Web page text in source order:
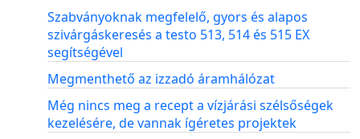
Szabványoknak megfelelő, gyors és alapos
szivárgáskeresés a testo 513, 514 és 515 EX
segítségével
Megmenthető az izzadó áramhálózat
Még nincs meg a recept a vízjárási szélsőségek
kezelésére, de vannak ígéretes projektek